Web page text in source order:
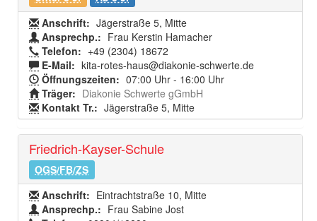
Anschrift: Jägerstraße 5, Mitte
Ansprechp.: Frau Kerstin Hamacher
Telefon: +49 (2304) 18672
E-Mail: kita-rotes-haus@diakonie-schwerte.de
Öffnungszeiten: 07:00 Uhr - 16:00 Uhr
Träger: Diakonie Schwerte gGmbH
Kontakt Tr.: Jägerstraße 5, Mitte
Friedrich-Kayser-Schule
OGS/FB/ZS
Anschrift: Eintrachtstraße 10, Mitte
Ansprechp.: Frau Sabine Jost